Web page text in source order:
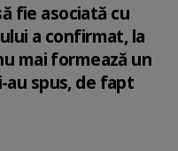
fie asociată cu
a confirmat, la
mai formează un
au spus, de fapt